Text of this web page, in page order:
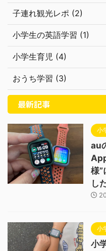
子連れ観光レポ (2)
小学生の英語学習 (1)
小学生育児 (4)
おうち学習 (3)
最新記事
小
au
様”
し
小
小